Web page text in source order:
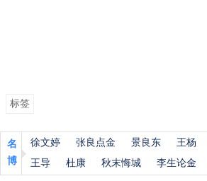
标签
名
博
徐文婷 张良点金 景良东 王杨
王导
杜康 秋末悔城 李生论金